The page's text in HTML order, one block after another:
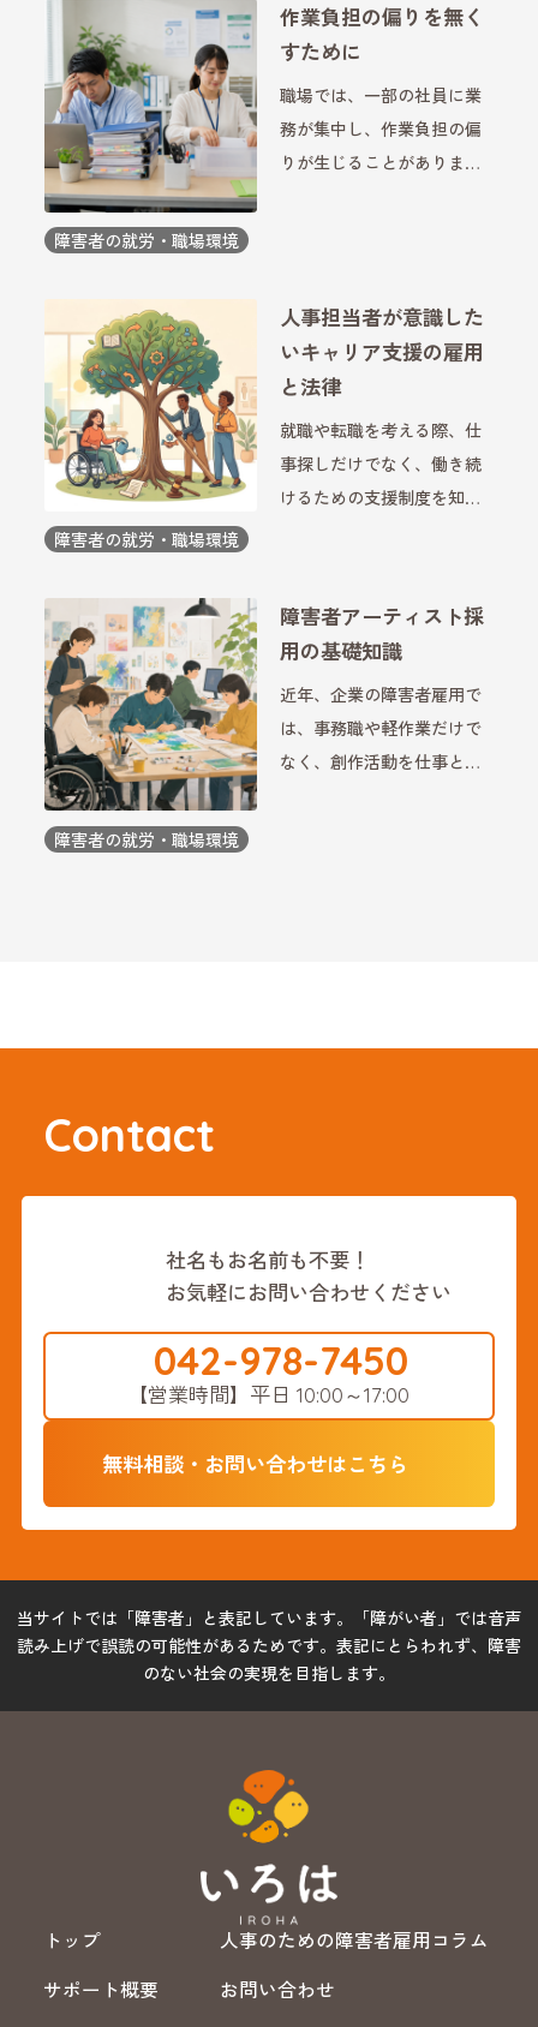
障害者の就労・職場環境
作業負担の偏りを無く
すために
職場では、一部の社員に業
務が集中し、作業負担の偏
りが生じることがありま
負担が集中してしまうケー
スがあります。こうした状
況が続く […]
障害者の就労・職場環境
人事担当者が意識した
いキャリア支援の雇用
と法律
就職や転職を考える際、仕
事探しだけでなく、働き続
けるための支援制度を知る
解することで、自分に合っ
た働き方を選びやすくなり
ます。企業側にとっても、
制度 […]
障害者の就労・職場環境
障害者アーティスト採
用の基礎知識
近年、企業の障害者雇用で
は、事務職や軽作業だけで
なく、創作活動を仕事とし
Contact
社名もお名前も不要！
お気軽にお問い合わせください
042-978-7450
【営業時間】 平日 10:00～17:00
無料相談・お問い合わせはこちら
当サイトでは「障害者」と表記しています。「障がい者」では音声
読み上げで誤読の可能性があるためです。表記にとらわれず、障害
のない社会の実現を目指します。
トップ
サポート概要
人事のための障害者雇用コラム
お問い合わせ